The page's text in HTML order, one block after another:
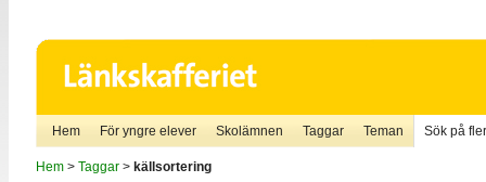
Hem För yngre elever Skolämnen Taggar Teman Sök på
Hem> Taggar> källsortering